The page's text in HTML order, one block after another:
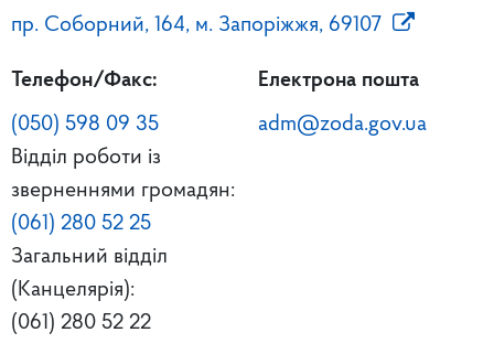
пр. Соборний, 164, м. Запоріжжя, 69107
Телефон/Факс:
(050) 598 09 35
Відділ роботи із
зверненнями громадян:
(061) 280 52 25
Загальний відділ
(Канцелярія):
(061) 280 52 22
Електрона пошта
adm@zoda.gov.ua